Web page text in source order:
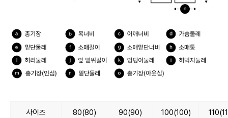
사이즈 80(80) 90(90) 100(100)